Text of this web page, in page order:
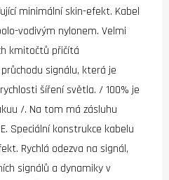
minimální skin-efekt. Kabel
vodivým nylonem. Velmi
kmitočtů přičítá
signálu, která je
šíření světla. / 100% je
/. Na tom má zásluhu
Speciální konstrukce kabelu
Rychlá odezva na signál,
signálů a dynamiky v